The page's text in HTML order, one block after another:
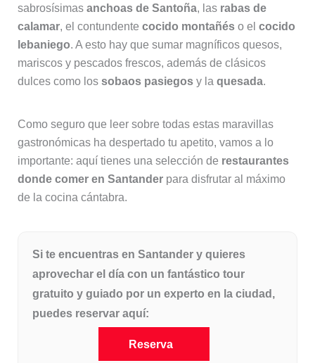
sabrosísimas anchoas de Santoña, las rabas de
calamar, el contundente cocido montañéso el cocido
lebaniego. A esto hay que sumar magníficos quesos,
mariscos y pescados frescos, además de clásicos
dulces como los sobaos pasiegosy la quesada.
Como seguro que leer sobre todas estas maravillas
gastronómicas ha despertado tu apetito, vamos a lo
importante: aquí tienes una selección de restaurantes
donde comer en Santanderpara disfrutar al máximo
de la cocina cántabra.
Si te encuentras en Santander y quieres
aprovechar el día con un fantástico tour
gratuito y guiado por un experto en la ciudad,
puedes reservar aquí:
Reserva